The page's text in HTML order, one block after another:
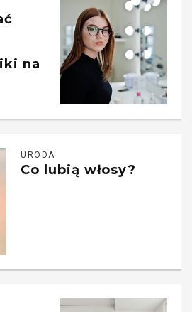
na
URODA
Co lubią włosy?